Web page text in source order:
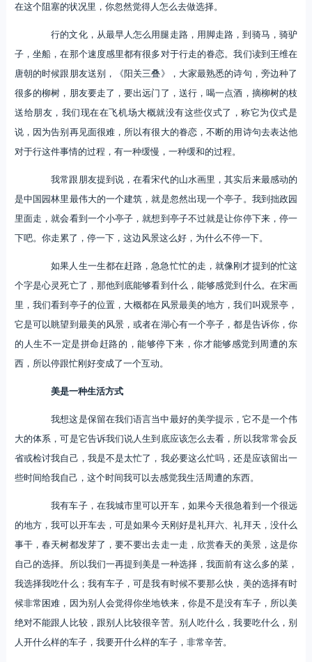
在这个阻塞的状况里，你忽然觉得人怎么去做选择。
行的文化，从最早人怎么用腿走路，用脚走路，到骑马，骑驴
子，坐船，在那个速度感里都有很多对于行走的眷恋。我们读到王维在
唐朝的时候跟朋友送别，《阳关三叠》，大家最熟悉的诗句，旁边种了
很多的柳树，朋友要走了，要出远门了，送行，喝一点酒，摘柳树的枝
送给朋友，我们现在在飞机场大概就没有这些仪式了，称它为仪式是
说，因为告别再见面很难，所以有很大的眷恋，不断的用诗句去表达他
对于行这件事情的过程，有一种缓慢，一种缓和的过程。
我常跟朋友提到说，在看宋代的山水画里，其实后来最感动的
是中国园林里最伟大的一个建筑，就是忽然出现一个亭子。我到拙政园
里面走，就会看到一个小亭子，就想到亭子不过就是让你停下来，停一
下吧。你走累了，停一下，这边风景这么好，为什么不停一下。
如果人生一生都在赶路，急急忙忙的走，就像刚才提到的忙这
个字是心灵死亡了，那他到底能够看到什么，能够感觉到什么。在宋画
里，我们看到亭子的位置，大概都在风景最美的地方，我们叫观景亭，
它是可以眺望到最美的风景，或者在湖心有一个亭子，都是告诉你，你
的人生不一定是拼命赶路的，能够停下来，你才能够感觉到周遭的东
西，所以停跟忙刚好变成了一个互动。
美是一种生活方式
我想这是保留在我们语言当中最好的美学提示，它不是一个伟
大的体系，可是它告诉我们说人生到底应该怎么去看，所以我常常会反
省或检讨我自己，我是不是太忙了，我必要这么忙吗，还是应该留出一
些时间给我自己，这个时间我可以去感觉我生活周遭的东西。
我有车子，在我城市里可以开车，如果今天很急着到一个很远
的地方，我可以开车去，可是如果今天刚好是礼拜六、礼拜天，没什么
事干，春天树都发芽了，要不要出去走一走，欣赏春天的美景，这是你
自己的选择。所以我们一再提到美是一种选择，我面前有这么多的菜，
我选择我吃什么；我有车子，可是我有时候不要那么快，美的选择有时
候非常困难，因为别人会觉得你坐地铁来，你是不是没有车子，所以美
绝对不能跟人比较，跟别人比较很辛苦。别人吃什么，我要吃什么，别
人开什么样的车子，我要开什么样的车子，非常辛苦。